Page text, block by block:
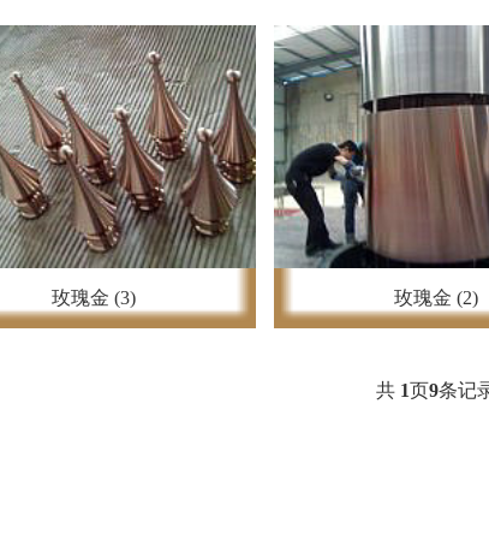
玫瑰金 (3) 玫瑰金 (2)
共 1页9条记